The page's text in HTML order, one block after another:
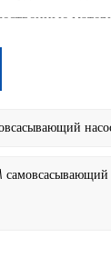
суровые
Конструкция
водяного
Оптимизируя